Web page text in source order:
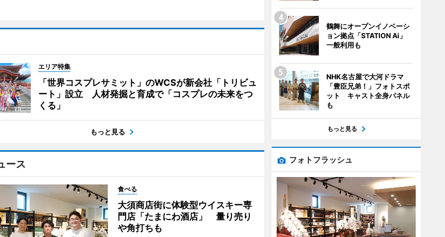
エリア特集
「世界コスプレサミット」のWCSが新会社「トリビュ
ート」設立 人材発掘と育成で「コスプレの未来をつ
くる」
もっと見る
ース
食べる
大須商店街に体験型ウイスキー専
門店「たまにわ酒店」 量り売り
や角打ちも
鶴舞にオープンイノベーシ
ョン拠点「STATION Ai」
一般利用も
NHK名古屋で大河ドラマ
「豊臣兄弟！」フォトスポ
ット キャスト全身パネル
も
もっと見る
フォトフラッシュ